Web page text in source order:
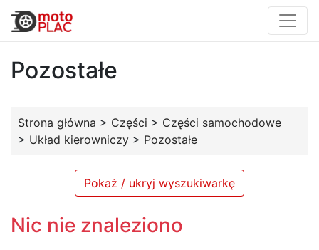
Pozostałe
Strona główna > Części > Części samochodowe
> Układ kierowniczy > Pozostałe
Pokaż / ukryj wyszukiwarkę
Nic nie znaleziono